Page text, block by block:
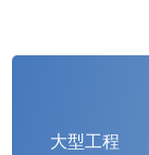
大型工程
满完成